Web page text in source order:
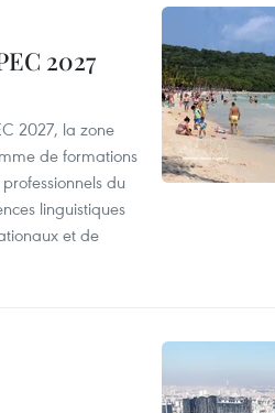
2027
2027, la zone
de formations
du
linguistiques
et de